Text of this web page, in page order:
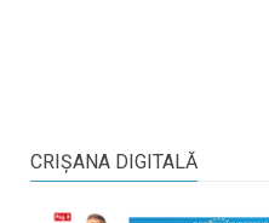
CRIŞANA DIGITALĂ